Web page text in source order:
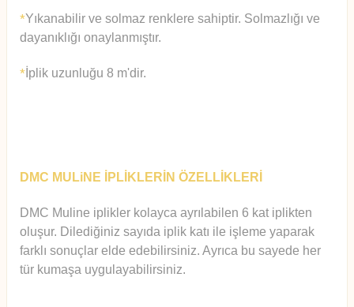
*Yıkanabilir ve solmaz renklere sahiptir. Solmazlığı ve
dayanıklığı onaylanmıştır.
* İplik uzunluğu 8 m'dir.
DMC MULiNE İPLİKLERİN ÖZELLİKLERİ
DMC Muline iplikler kolayca ayrılabilen 6 kat iplikten
oluşur. Dilediğiniz sayıda iplik katı ile işleme yaparak
farklı sonuçlar elde edebilirsiniz. Ayrıca bu sayede her
tür kumaşa uygulayabilirsiniz.